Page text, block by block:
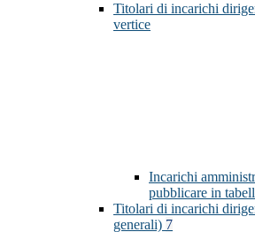
Titolari di incarichi
vertice
Incarichi
pubblicare in
Titolari di incarichi
generali) 7